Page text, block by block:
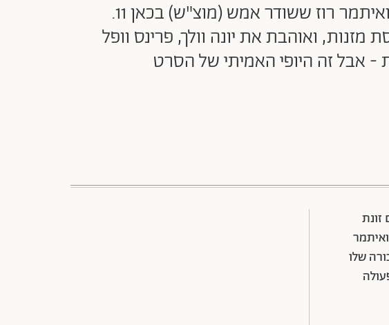
לא ראינו אף פעם משהו כמו "פרח", סרטם התיעודי של אנה ים ואיתמר רוז ששודר אמש (מוצ"ש) בכאן 11.
ואוהבת את יונה וולך, פרינס וופל
- אבל זה היופי האמיתי של הסרט
שלו